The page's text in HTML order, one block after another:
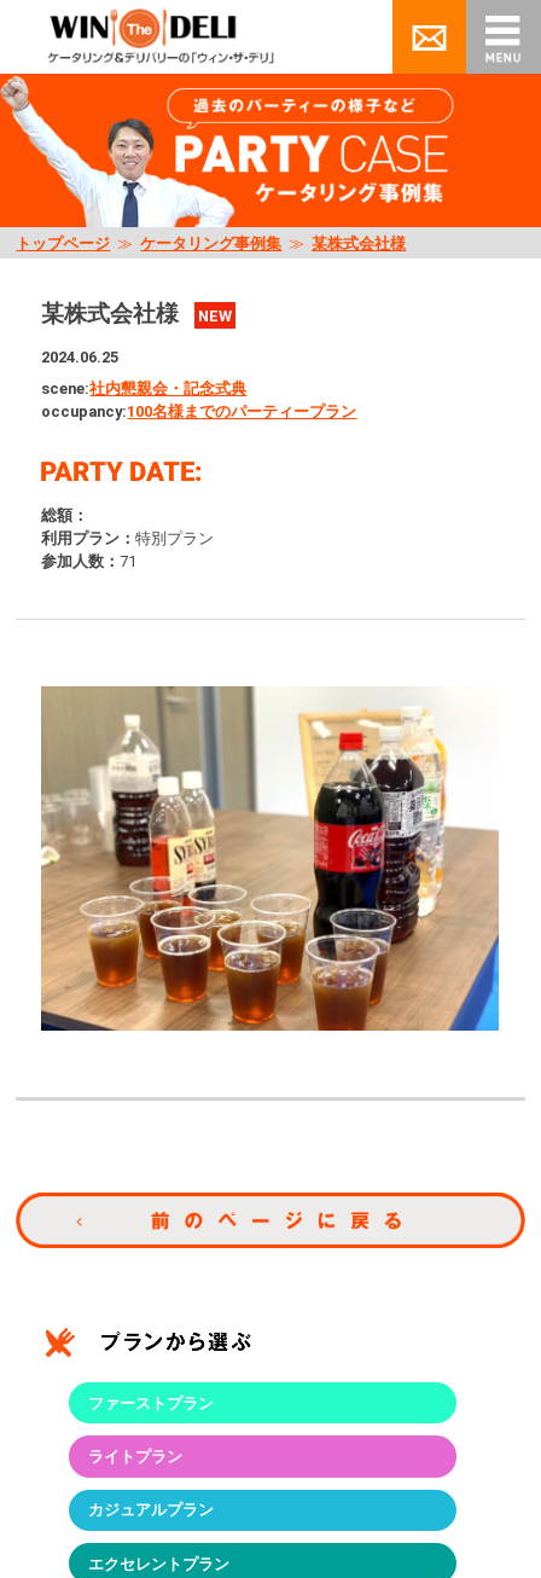
トップページ ≫ケータリング事例集 ≫某株式会社様
某株式会社様 NEW
2024.06.25
scene:社内懇親会・記念式典
occupancy:100名様までのパーティープラン
総額：
利用プラン：特別プラン
参加人数：71
ファーストプラン
ライトプラン
カジュアルプラン
エクセレントプラン